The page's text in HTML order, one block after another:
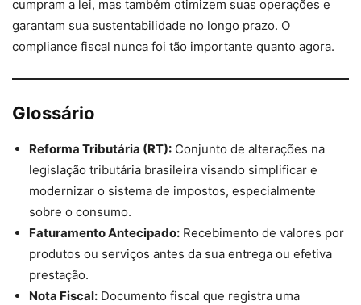
cumpram a lei, mas também otimizem suas operações e
garantam sua sustentabilidade no longo prazo. O
compliance fiscal nunca foi tão importante quanto agora.
Glossário
Reforma Tributária (RT): Conjunto de alterações na
legislação tributária brasileira visando simplificar e
modernizar o sistema de impostos, especialmente
sobre o consumo.
Faturamento Antecipado: Recebimento de valores por
produtos ou serviços antes da sua entrega ou efetiva
prestação.
Nota Fiscal: Documento fiscal que registra uma